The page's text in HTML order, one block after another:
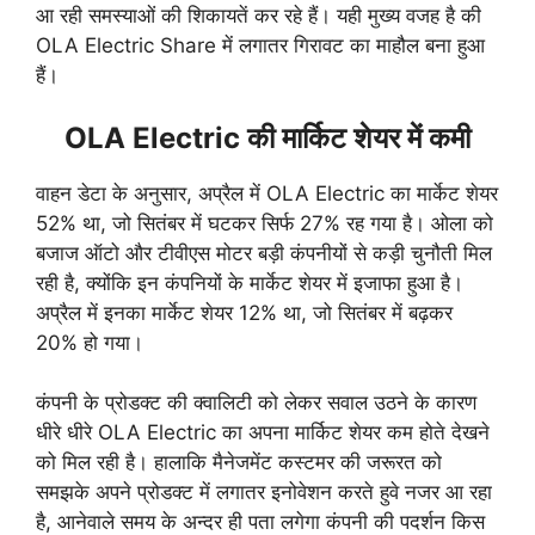
आ रही समस्याओं की शिकायतें कर रहे हैं। यही मुख्य वजह है की
OLA Electric Share में लगातर गिरावट का माहौल बना हुआ
हैं।
OLA Electric की मार्किट शेयर में कमी
वाहन डेटा के अनुसार, अप्रैल में OLA Electric का मार्केट शेयर
52% था, जो सितंबर में घटकर सिर्फ 27% रह गया है। ओला को
बजाज ऑटो और टीवीएस मोटर बड़ी कंपनीयों से कड़ी चुनौती मिल
रही है, क्योंकि इन कंपनियों के मार्केट शेयर में इजाफा हुआ है।
अप्रैल में इनका मार्केट शेयर 12% था, जो सितंबर में बढ़कर
20% हो गया।
कंपनी के प्रोडक्ट की क्वालिटी को लेकर सवाल उठने के कारण
धीरे धीरे OLA Electric का अपना मार्किट शेयर कम होते देखने
को मिल रही है। हालाकि मैनेजमेंट कस्टमर की जरूरत को
समझके अपने प्रोडक्ट में लगातर इनोवेशन करते हुवे नजर आ रहा
है, आनेवाले समय के अन्दर ही पता लगेगा कंपनी की पदर्शन किस